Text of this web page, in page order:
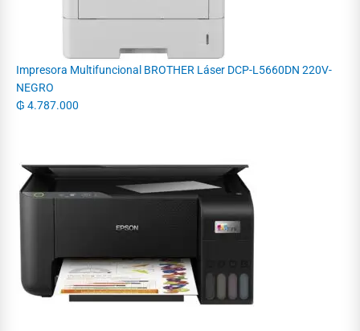
Impresora Multifuncional BROTHER Láser DCP-L5660DN 220V-
NEGRO
₲ 4.787.000